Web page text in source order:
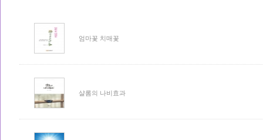
엄마꽃 치매꽃
샬롬의 나비효과